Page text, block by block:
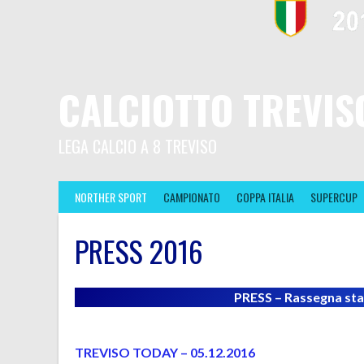
NORTHER SPORT CAMPIONATO COPPA ITALIA SUPERCUP
PRESS 2016
PRESS – Rassegna
TREVISO TODAY – 05.12.2016